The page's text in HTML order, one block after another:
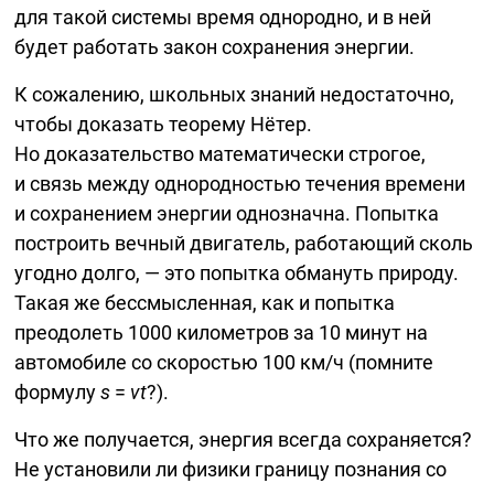
для такой системы время однородно, и в ней
будет работать закон сохранения энергии.
К сожалению, школьных знаний недостаточно,
чтобы доказать теорему Нётер.
Но доказательство математически строгое,
и связь между однородностью течения времени
и сохранением энергии однозначна. Попытка
построить вечный двигатель, работающий сколь
угодно долго, — это попытка обмануть природу.
Такая же бессмысленная, как и попытка
преодолеть 1000 километров за 10 минут на
автомобиле со скоростью 100 км/ч (помните
формулуs = vt?).
Что же получается, энергия всегда сохраняется?
Не установили ли физики границу познания со